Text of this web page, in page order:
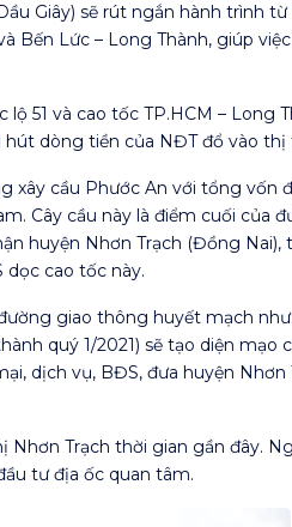
Giây) sẽ rút ngắn hành trình từ
Bến Lức – Long Thành, giúp
51 và cao tốc TP.HCM – Long
dòng tiền của NĐT đổ vào
xây cầu Phước An với tổng vốn
Cây cầu này là điểm cuối của
huyện Nhơn Trạch (Đồng
cao tốc này.
giao thông huyết mạch
quý 1/2021) sẽ tạo diện mạo
dịch vụ, BĐS, đưa huyện Nhơn
Trạch thời gian gần đây.
tư địa ốc quan tâm.